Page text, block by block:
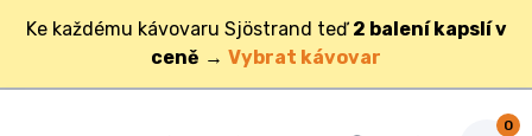
Ke každému kávovaru Sjöstrand teď 2 balení kapslí v
ceně → Vybrat kávovar
0